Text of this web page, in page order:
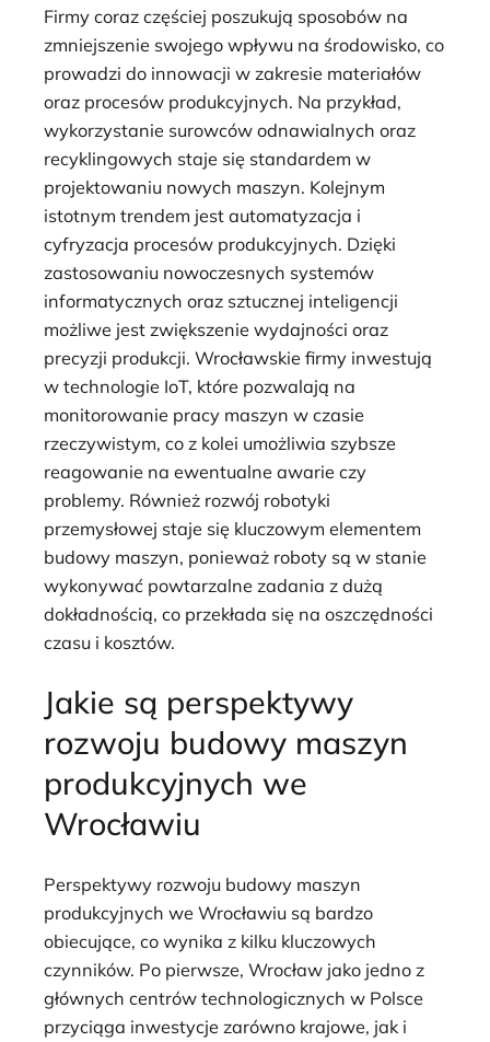
Firmy coraz częściej poszukują sposobów na
zmniejszenie swojego wpływu na środowisko, co
prowadzi do innowacji w zakresie materiałów
oraz procesów produkcyjnych. Na przykład,
wykorzystanie surowców odnawialnych oraz
recyklingowych staje się standardem w
projektowaniu nowych maszyn. Kolejnym
istotnym trendem jest automatyzacja i
cyfryzacja procesów produkcyjnych. Dzięki
zastosowaniu nowoczesnych systemów
informatycznych oraz sztucznej inteligencji
możliwe jest zwiększenie wydajności oraz
precyzji produkcji. Wrocławskie firmy inwestują
w technologie IoT, które pozwalają na
monitorowanie pracy maszyn w czasie
rzeczywistym, co z kolei umożliwia szybsze
reagowanie na ewentualne awarie czy
problemy. Również rozwój robotyki
przemysłowej staje się kluczowym elementem
budowy maszyn, ponieważ roboty są w stanie
wykonywać powtarzalne zadania z dużą
dokładnością, co przekłada się na oszczędności
czasu i kosztów.
Jakie są perspektywy
rozwoju budowy maszyn
produkcyjnych we
Wrocławiu
Perspektywy rozwoju budowy maszyn
produkcyjnych we Wrocławiu są bardzo
obiecujące, co wynika z kilku kluczowych
czynników. Po pierwsze, Wrocław jako jedno z
głównych centrów technologicznych w Polsce
przyciąga inwestycje zarówno krajowe, jak i